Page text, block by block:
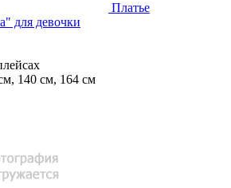
Платье
для девочки
, 140 см, 164 см